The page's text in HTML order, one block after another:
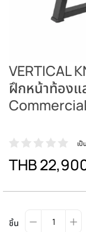
VERTICAL
ฝึกหน้าท้องแ
เ
THB
ชิ้น